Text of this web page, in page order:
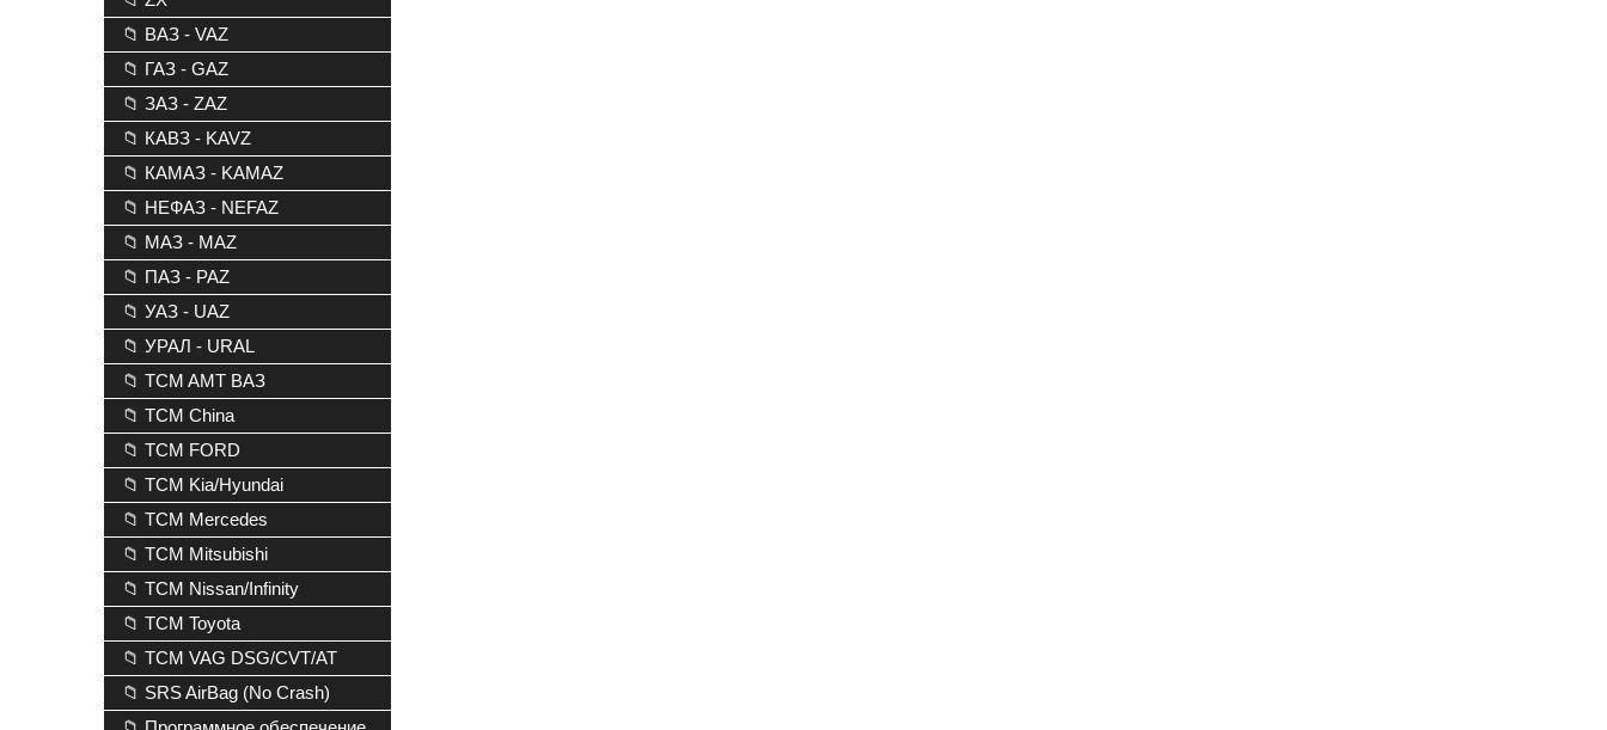
📁 ВАЗ - VAZ
📁 ГАЗ - GAZ
📁 ЗАЗ - ZAZ
📁 КАВЗ - KAVZ
📁 КАМАЗ - KAMAZ
📁 НЕФАЗ - NEFAZ
📁 МАЗ - MAZ
📁 ПАЗ - PAZ
📁 УАЗ - UAZ
📁 УРАЛ - URAL
📁 TCM AMT ВАЗ
📁 TCM China
📁 TCM FORD
📁 TCM Kia/Hyundai
📁 TCM Mercedes
📁 TCM Mitsubishi
📁 TCM Nissan/Infinity
📁 TCM Toyota
📁 TCM VAG DSG/CVT/AT
📁 SRS AirBag (No Crash)